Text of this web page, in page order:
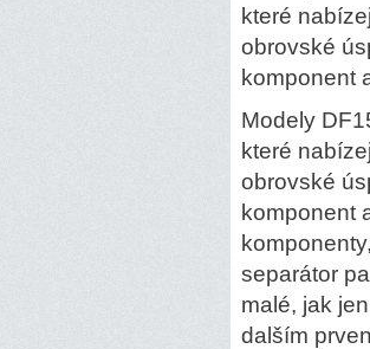
které
obrovské
komponent
Modely
které
obrovské
komponent
separátor
malé, jak
dalším